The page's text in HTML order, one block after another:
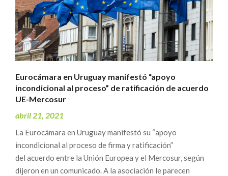
Eurocámara en Uruguay manifestó “apoyo
incondicional al proceso” de ratificación de acuerdo
UE-Mercosur
abril 21, 2021
La Eurocámara en Uruguay manifestó su “apoyo
incondicional al proceso de firma y ratificación”
del acuerdo entre la Unión Europea y el Mercosur, según
dijeron en un comunicado. A la asociación le parecen